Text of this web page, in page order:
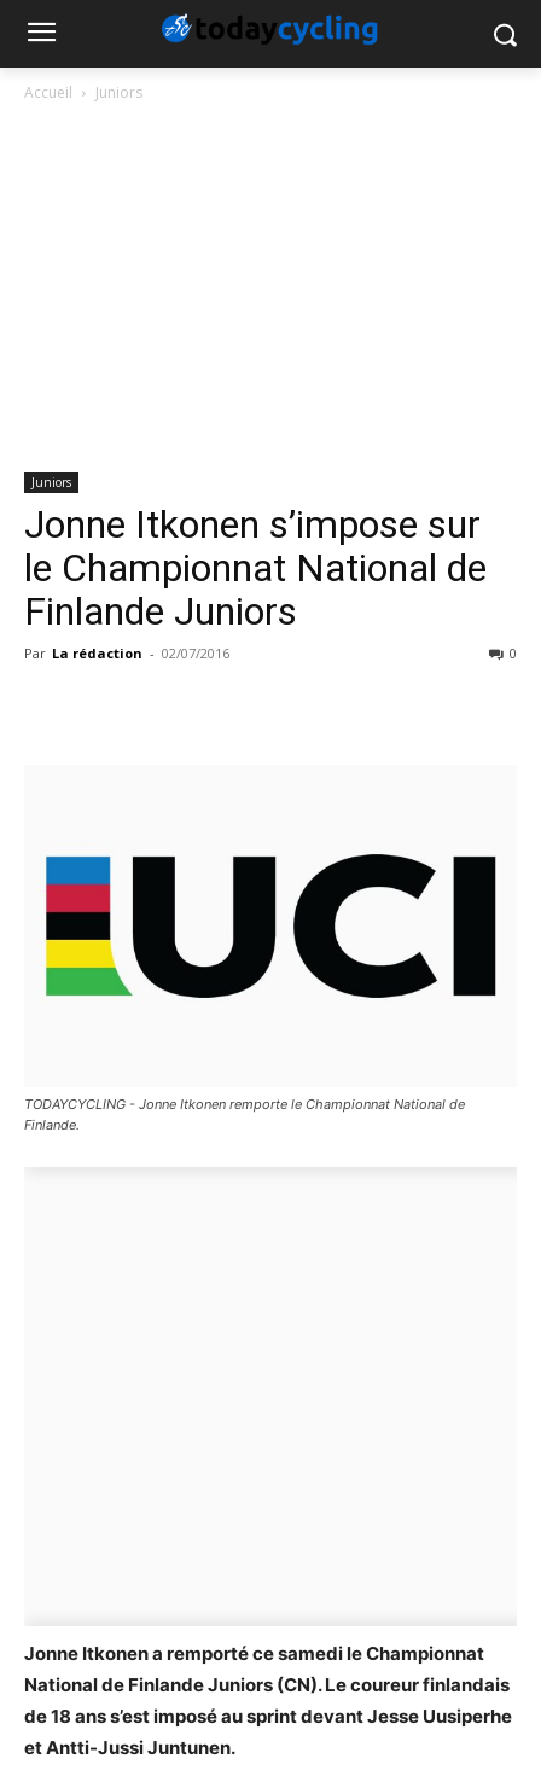
Accueil Juniors
Juniors
Jonne Itkonen s’impose sur
le Championnat National de
Finlande Juniors
Par La rédaction - 02/07/2016 0
TODAYCYCLING - Jonne Itkonen remporte le Championnat National de
Finlande.
Jonne Itkonen a remporté ce samedi le Championnat
National de Finlande Juniors (CN). Le coureur finlandais
de 18 ans s’est imposé au sprint devant Jesse Uusiperhe
et Antti-Jussi Juntunen.